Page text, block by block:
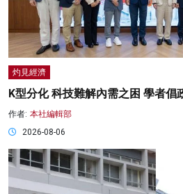
灼見經濟
K型分化 科技難解內需之困 學者倡
作者: 本社編輯部
2026-08-06